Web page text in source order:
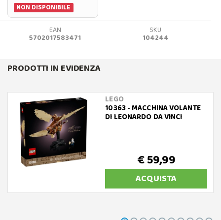
NON DISPONIBILE
EAN
5702017583471
SKU
104244
PRODOTTI IN EVIDENZA
LEGO
10363 - MACCHINA VOLANTE
DI LEONARDO DA VINCI
€ 59,99
ACQUISTA